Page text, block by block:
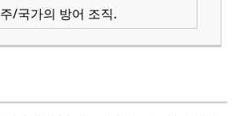
주/국가의 방어 조직.